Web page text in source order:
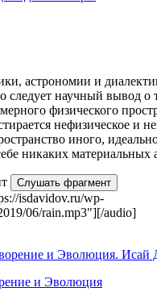
астрономии и
следует научный вывод о
физического
нефизическое и
иного,
никаких материальных
Слушать фрагмент
isdavidov.ru/wp-
06/rain.mp3"][/audio]
и Эволюция